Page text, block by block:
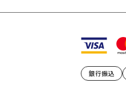
銀行振込